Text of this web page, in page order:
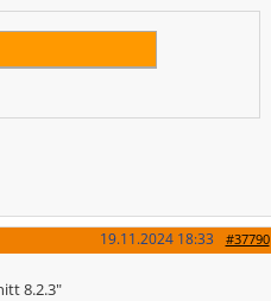
#37790
19.11.2024 18:33
8.2.3"